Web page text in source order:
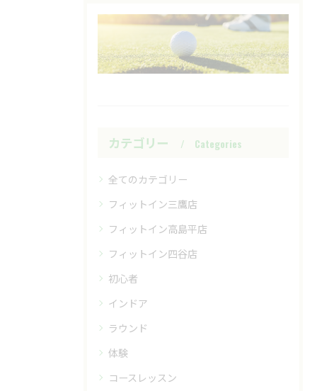
カテゴリー Categories
全てのカテゴリー
フィットイン三鷹店
フィットイン高島平店
フィットイン四谷店
初心者
インドア
ラウンド
体験
コースレッスン